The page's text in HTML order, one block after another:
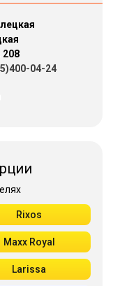
208
04-24
Rixos
Maxx Royal
Larissa